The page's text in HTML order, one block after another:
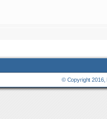
© Copyright 2016,